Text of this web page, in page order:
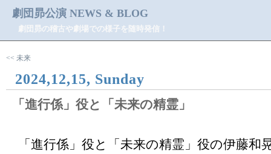
劇団昴公演 NEWS & BLOG
劇団昴の稽古や劇場での様子を随時発信！
<< 未来
2024,12,15, Sunday
「進行係」役と「未来の精霊」
「進行係」役と「未来の精霊」役の伊藤和